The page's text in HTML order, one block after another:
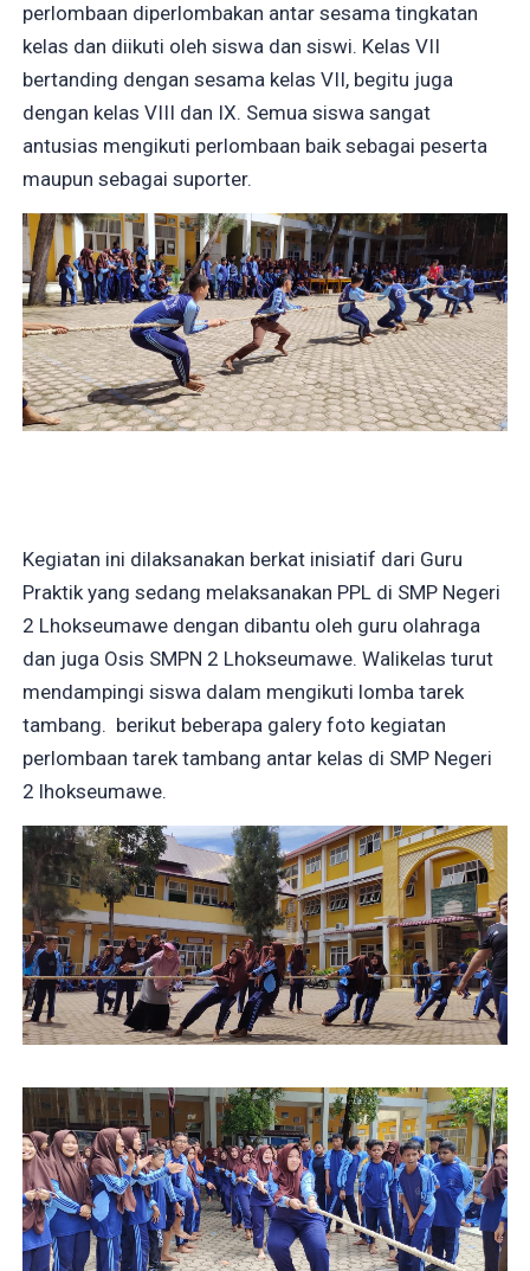
perlombaan diperlombakan antar sesama tingkatan
kelas dan diikuti oleh siswa dan siswi. Kelas VII
bertanding dengan sesama kelas VII, begitu juga
dengan kelas VIII dan IX. Semua siswa sangat
antusias mengikuti perlombaan baik sebagai peserta
maupun sebagai suporter.
Kegiatan ini dilaksanakan berkat inisiatif dari Guru
Praktik yang sedang melaksanakan PPL di SMP Negeri
2 Lhokseumawe dengan dibantu oleh guru olahraga
dan juga Osis SMPN 2 Lhokseumawe. Walikelas turut
mendampingi siswa dalam mengikuti lomba tarek
tambang. berikut beberapa galery foto kegiatan
perlombaan tarek tambang antar kelas di SMP Negeri
2 lhokseumawe.